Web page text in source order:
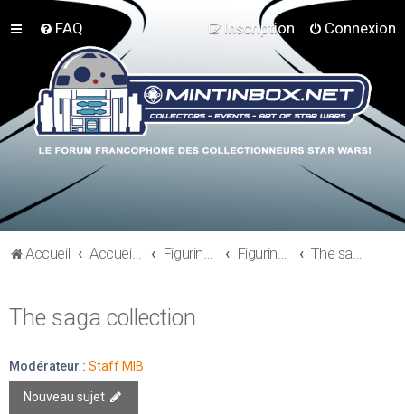
FAQ Connexion
Inscription
Accueil Accueil du forum Figurines 3"3/4, Playsets, Vaisseaux,… Figurines Modernes The saga collection
The saga collection
Modérateur : Staff MIB
Nouveau sujet